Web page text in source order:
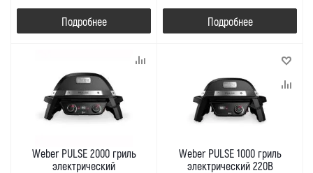
Подробнее Подробнее
Weber PULSE 2000 гриль
электрический
Weber PULSE 1000 гриль
электрический 220В